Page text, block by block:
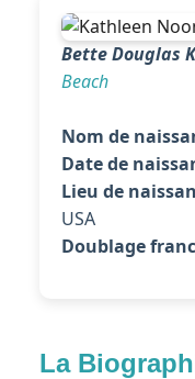
Bette Douglas
Beach
Nom de
Date de
Lieu de
USA
Doublage
La